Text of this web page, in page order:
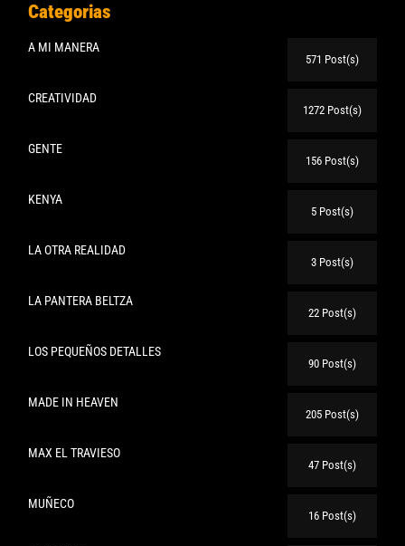
Categorias
A MI MANERA
571 Post(s)
CREATIVIDAD
1272 Post(s)
GENTE
156 Post(s)
KENYA
5 Post(s)
LA OTRA REALIDAD
3 Post(s)
LA PANTERA BELTZA
22 Post(s)
LOS PEQUEÑOS DETALLES
90 Post(s)
MADE IN HEAVEN
205 Post(s)
MAX EL TRAVIESO
47 Post(s)
MUÑECO
16 Post(s)